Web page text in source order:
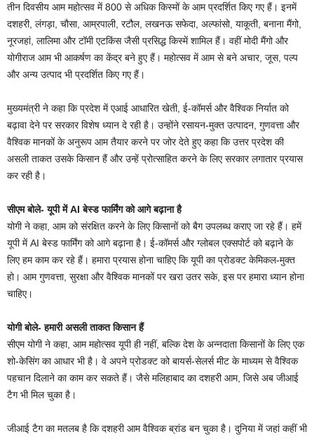
तीन दिवसीय आम महोत्सव में 800 से अधिक किस्मों के आम प्रदर्शित किए गए हैं। इनमें
दशहरी, लंगड़ा, चौसा, आम्रपाली, रटौल, लखनऊ सफेदा, अल्फांसो, याकूती, बनाना मैंगो,
नूरजहां, लालिमा और टॉमी एटकिंस जैसी प्रसिद्ध किस्में शामिल हैं। वहीं मोदी मैंगो और
योगीराज आम भी आकर्षण का केंद्र बने हुए हैं। महोत्सव में आम से बने अचार, जूस, पल्प
और अन्य उत्पाद भी प्रदर्शित किए गए हैं।
मुख्यमंत्री ने कहा कि प्रदेश में एआई आधारित खेती, ई-कॉमर्स और वैश्विक निर्यात को
बढ़ावा देने पर सरकार विशेष ध्यान दे रही है। उन्होंने रसायन-मुक्त उत्पादन, गुणवत्ता और
वैश्विक मानकों के अनुरूप आम तैयार करने पर जोर देते हुए कहा कि उत्तर प्रदेश की
असली ताकत उसके किसान हैं और उन्हें प्रोत्साहित करने के लिए सरकार लगातार प्रयास
कर रही है।
सीएम बोले- यूपी में AI बेस्ड फार्मिंग को आगे बढ़ाना है
योगी ने कहा, आम को संरक्षित करने के लिए किसानों को बैग उपलब्ध कराए जा रहे हैं। हमें
यूपी में AI बेस्ड फार्मिंग को आगे बढ़ाना है। ई-कॉमर्स और ग्लोबल एक्सपोर्ट को बढ़ाने के
लिए हम काम कर रहे हैं। हमारा प्रयास होना चाहिए कि यूपी का प्रोडक्ट केमिकल-मुक्त
हो। आम गुणवत्ता, सुरक्षा और वैश्विक मानकों पर खरा उतर सके, इस पर हमारा ध्यान होना
चाहिए।
योगी बोले- हमारी असली ताकत किसान हैं
सीएम योगी ने कहा, आम महोत्सव यूपी ही नहीं, बल्कि देश के अन्नदाता किसानों के लिए एक
शो-केसिंग का आधार भी है। वे अपने प्रोडक्ट को बायर्स-सेलर्स मीट के माध्यम से वैश्विक
पहचान दिलाने का काम कर सकते हैं। जैसे मलिहाबाद का दशहरी आम, जिसे अब जीआई
टैग भी मिल चुका है।
जीआई टैग का मतलब है कि दशहरी आम वैश्विक ब्रांड बन चुका है। दुनिया में जहां कहीं भी